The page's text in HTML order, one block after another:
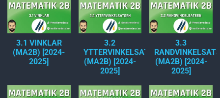
3.1 VINKLAR
(MA2B) [2024-
2025]
3.2
YTTERVINKELSATSEN
(MA2B) [2024-
2025]
3.3
(MA2B) [2024-
2025]